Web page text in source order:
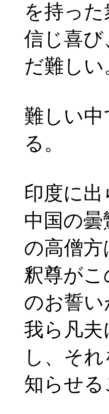
を持っ
信じ喜
だ難しい
難しい
る。
印度に
中国の
の高僧方
釈尊が
のお誓い
我ら凡
し、そ
知らせ